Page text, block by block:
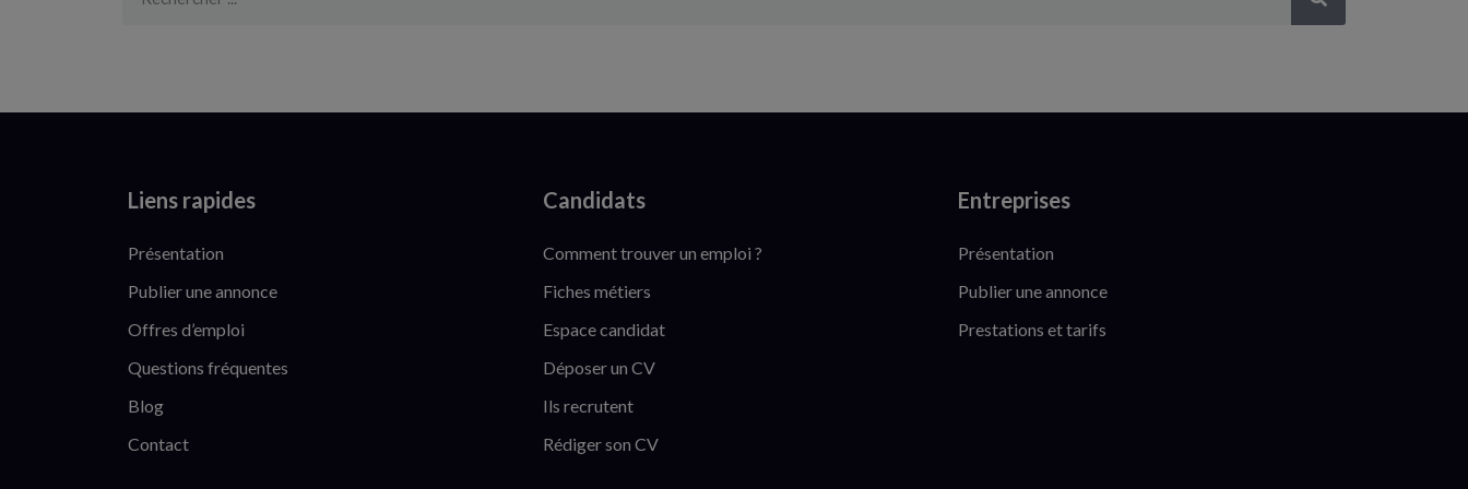
Liens rapides
Présentation
Publier une annonce
Offres d’emploi
Questions fréquentes
Blog
Contact
Candidats
Comment trouver un emploi ?
Fiches métiers
Espace candidat
Déposer un CV
Ils recrutent
Rédiger son CV
Entreprises
Présentation
Publier une annonce
Prestations et tarifs